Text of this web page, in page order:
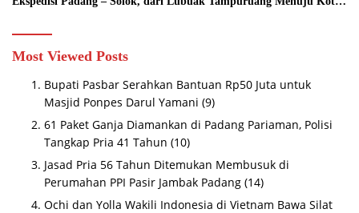
Most Viewed Posts
Bupati Pasbar Serahkan Bantuan Rp50 Juta untuk
Masjid Ponpes Darul Yamani (9)
61 Paket Ganja Diamankan di Padang Pariaman, Polisi
Tangkap Pria 41 Tahun (10)
Jasad Pria 56 Tahun Ditemukan Membusuk di
Perumahan PPI Pasir Jambak Padang (14)
Ochi dan Yolla Wakili Indonesia di Vietnam Bawa Silat